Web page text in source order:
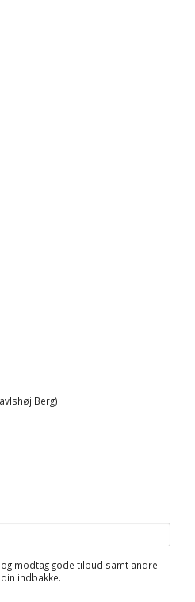
Berg)
modtag gode tilbud samt andre
indbakke.